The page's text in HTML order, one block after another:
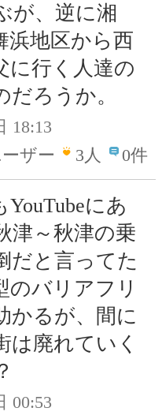
が、逆に湘
浜地区から西
に行く人達の
だろうか。
18:13
ザー
3人 0件
にあ
津～秋津の乗
だと言ってた
のバリアフリ
かるが、間に
は廃れていく
00:53